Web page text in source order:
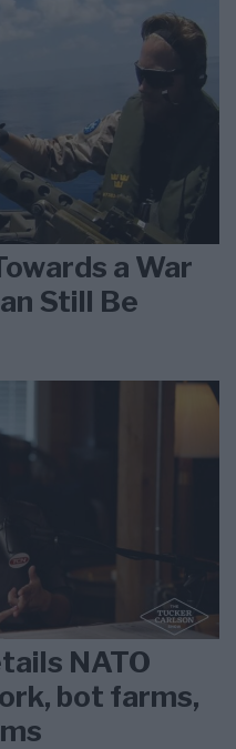
a War
Still Be
NATO
bot farms,